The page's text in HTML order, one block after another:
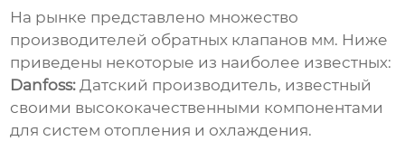
На рынке представлено множество
производителей обратных клапанов мм. Ниже
приведены некоторые из наиболее известных:
Danfoss: Датский производитель, известный
своими высококачественными компонентами
для систем отопления и охлаждения.